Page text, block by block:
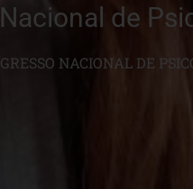
de
NACIONAL DE